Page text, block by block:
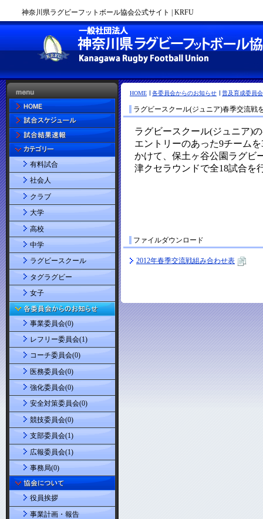
神奈川県ラグビーフットボール協会公式サイト | KRFU
HOME 各委員会からのお知らせ 普及育成委員会
ラグビースクール(ジュニア)春季交流戦
ファイルダウンロード
2012年春季交流戦組み合わせ表
有料試合
社会人
クラブ
大学
高校
中学
ラグビースクール
タグラグビー
女子
事業委員会(0)
レフリー委員会(1)
コーチ委員会(0)
医務委員会(0)
強化委員会(0)
安全対策委員会(0)
競技委員会(0)
支部委員会(1)
広報委員会(1)
事務局(0)
役員挨拶
事業計画・報告